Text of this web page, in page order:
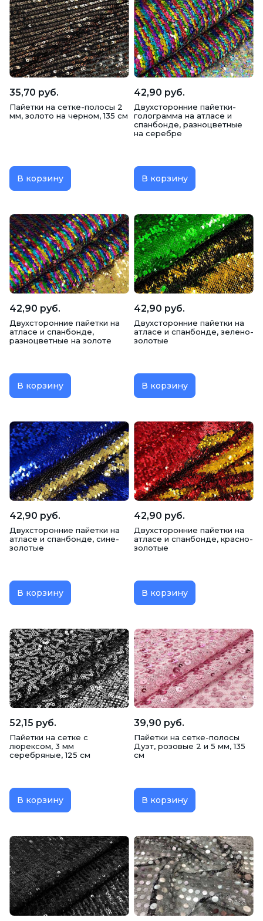
35,70 руб.
Пайетки на сетке-полосы 2
мм, золото на черном, 135 см
В корзину
42,90 руб.
Двухсторонние пайетки-
голограмма на атласе и
спанбонде, разноцветные
на серебре
В корзину
42,90 руб.
Двухсторонние пайетки на
атласе и спанбонде,
разноцветные на золоте
В корзину
42,90 руб.
Двухсторонние пайетки на
атласе и спанбонде, зелено-
золотые
В корзину
42,90 руб.
Двухсторонние пайетки на
атласе и спанбонде, сине-
золотые
В корзину
42,90 руб.
Двухсторонние пайетки на
атласе и спанбонде, красно-
золотые
В корзину
52,15 руб.
Пайетки на сетке с
люрексом, 3 мм
серебряные, 125 см
В корзину
39,90 руб.
Пайетки на сетке-полосы
Дуэт, розовые 2 и 5 мм, 135
см
В корзину